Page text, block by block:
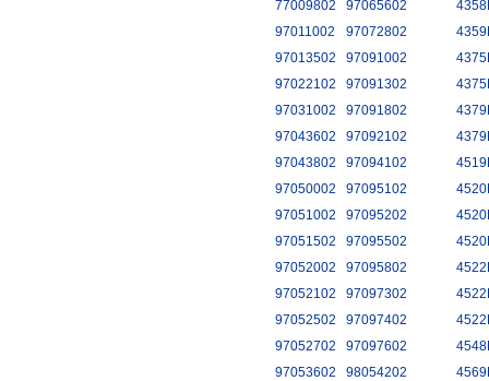
77009802
97065602
97011002
97072802
97013502
97091002
97022102
97091302
97031002
97091802
97043602
97092102
97043802
97094102
97050002
97095102
97051002
97095202
97051502
97095502
97052002
97095802
97052102
97097302
97052502
97097402
97052702
97097602
97053602
98054202